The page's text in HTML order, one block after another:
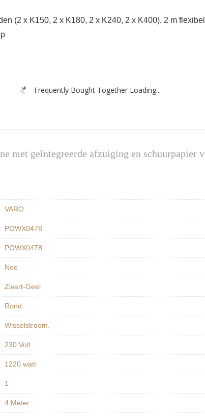
(2 x K150, 2 x K180, 2 x K240, 2 x K400), 2 m
Frequently Bought Together Loading...
met geïntegreerde afzuiging en
‎VARO
‎POWX0478
‎POWX0478
‎Nee
‎Zwart-Geel
‎Rond
‎Wisselstroom.
‎230 Volt
‎1220 watt
‎1
‎4 Meter